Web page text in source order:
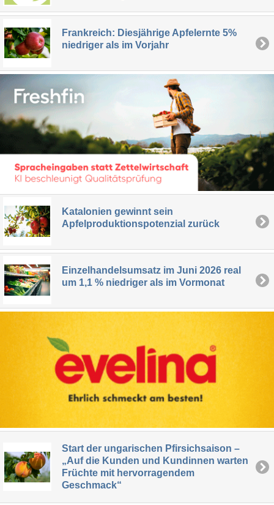
Frankreich: Diesjährige Apfelernte 5%
niedriger als im Vorjahr
Katalonien gewinnt sein
Apfelproduktionspotenzial zurück
Einzelhandelsumsatz im Juni 2026 real
um 1,1 % niedriger als im Vormonat
Start der ungarischen Pfirsichsaison –
„Auf die Kunden und Kundinnen warten
Früchte mit hervorragendem
Geschmack“